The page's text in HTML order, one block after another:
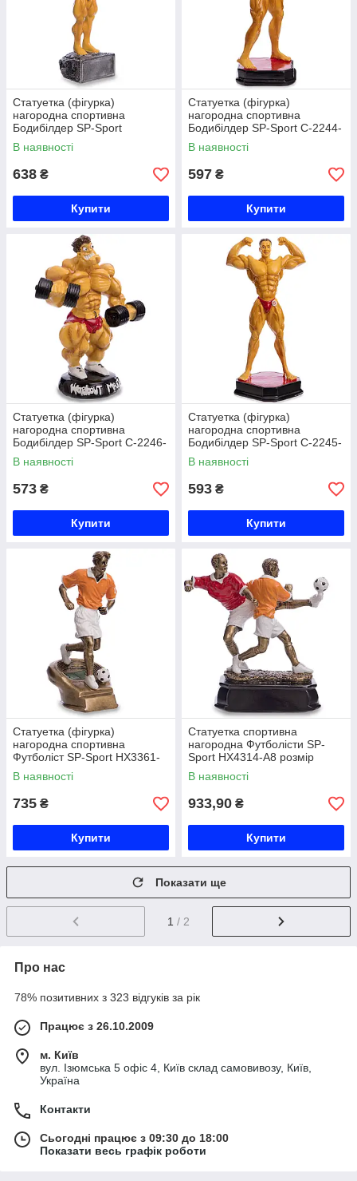
Статуетка (фігурка)
нагородна спортивна
Бодибілдер SP-Sport
HX4236-A8 (р-р 28х8х11см)
В наявності
638 ₴
Купити
Статуетка (фігурка)
нагородна спортивна
Бодибілдер SP-Sport C-2244-
A8 (р-р 26х9,5х9,5см)
В наявності
597 ₴
Купити
Статуетка (фігурка)
нагородна спортивна
Бодибілдер SP-Sport C-2246-
A8 (р-р 22х17х9 см)
В наявності
573 ₴
Купити
Статуетка (фігурка)
нагородна спортивна
Бодибілдер SP-Sport C-2245-
A8 (р-р 27х14х12см)
В наявності
593 ₴
Купити
Статуетка (фігурка)
нагородна спортивна
Футболіст SP-Sport HX3361-
A8 (р-р 12х13х25см)
В наявності
735 ₴
Купити
Статуетка спортивна
нагородна Футболісти SP-
Sport HX4314-A8 розмір
18х8х20см Код HX4314-A8
В наявності
933,90 ₴
Купити
Показати ще
1 / 2
Про нас
78% позитивних з 323 відгуків за рік
Працює з 26.10.2009
м. Київ
вул. Ізюмська 5 офіс 4, Київ склад самовивозу, Київ,
Україна
Контакти
Сьогодні працює з 09:30 до 18:00
Показати весь графік роботи